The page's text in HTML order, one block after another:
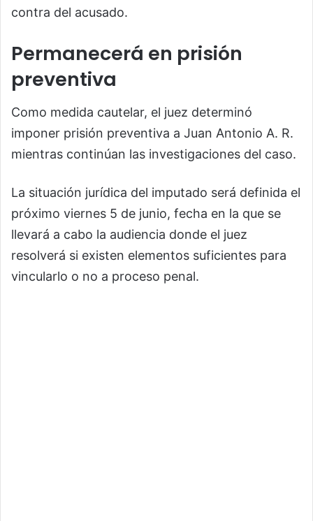
contra del acusado.
Permanecerá en prisión
preventiva
Como medida cautelar, el juez determinó
imponer prisión preventiva a Juan Antonio A. R.
mientras continúan las investigaciones del caso.
La situación jurídica del imputado será definida el
próximo viernes 5 de junio, fecha en la que se
llevará a cabo la audiencia donde el juez
resolverá si existen elementos suficientes para
vincularlo o no a proceso penal.